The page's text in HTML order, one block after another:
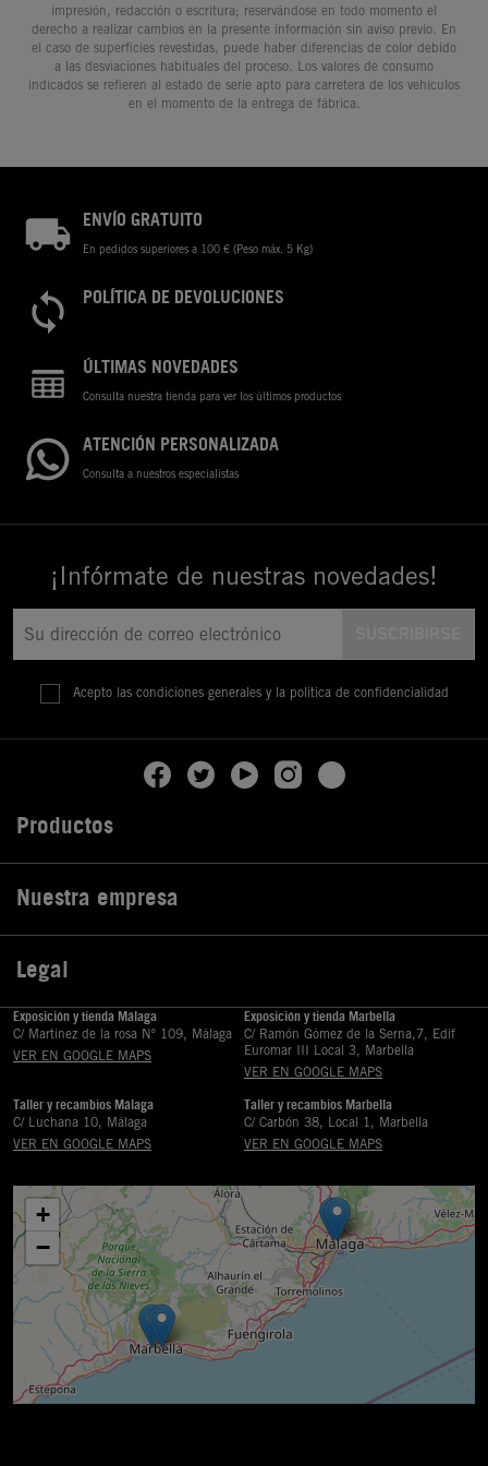
impresión, redacción o escritura; reservándose en todo momento el
derecho a realizar cambios en la presente información sin aviso previo. En
el caso de superficies revestidas, puede haber diferencias de color debido
a las desviaciones habituales del proceso. Los valores de consumo
indicados se refieren al estado de serie apto para carretera de los vehículos
en el momento de la entrega de fábrica.
ENVÍO GRATUITO
En pedidos superiores a 100 € (Peso máx. 5 Kg)
POLÍTICA DE DEVOLUCIONES
ÚLTIMAS NOVEDADES
Consulta nuestra tienda para ver los últimos productos
ATENCIÓN PERSONALIZADA
Consulta a nuestros especialistas
¡Infórmate de nuestras novedades!
Acepto las condiciones generales y la política de confidencialidad
Productos
Nuestra empresa
Legal
Exposición y tienda Málaga
C/ Martinez de la rosa Nº 109, Málaga
VER EN GOOGLE MAPS
Exposición y tienda Marbella
C/ Ramón Gómez de la Serna,7, Edif
Euromar III Local 3, Marbella
VER EN GOOGLE MAPS
Taller y recambios Málaga
C/ Luchana 10, Málaga
VER EN GOOGLE MAPS
Taller y recambios Marbella
C/ Carbón 38, Local 1, Marbella
VER EN GOOGLE MAPS
+
−